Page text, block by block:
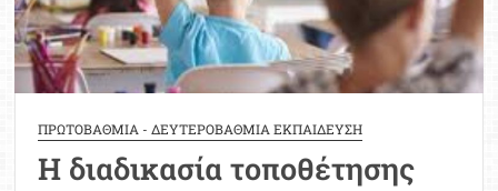
ΠΡΩΤΟΒΑΘΜΙΑ - ΔΕΥΤΕΡΟΒΑΘΜΙΑ ΕΚΠΑΙΔΕΥΣΗ
Η διαδικασία τοποθέτησης